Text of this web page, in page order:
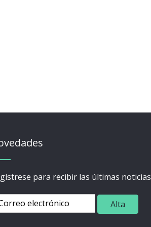
para recibir las últimas noticias